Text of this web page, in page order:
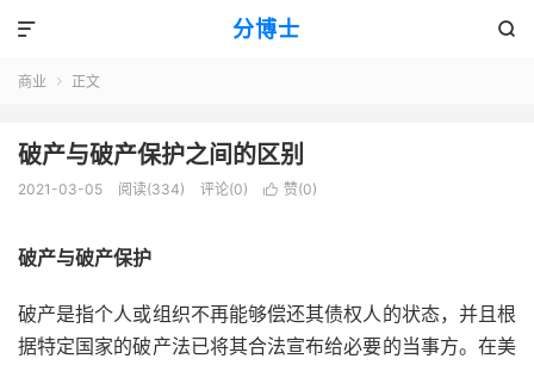
分博士 

商业  正文
破产与破产保护之间的区别
2021-03-05 阅读(334) 评论(0)  赞(0)
破产与破产保护
破产是指个人或组织不再能够偿还其债权人的状态，并且根
据特定国家的破产法已将其合法宣布给必要的当事方。在美